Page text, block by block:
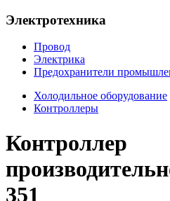
Электротехника
Провод
Электрика
Предохранители
Холодильное оборудование
Контроллеры
Контроллер
351